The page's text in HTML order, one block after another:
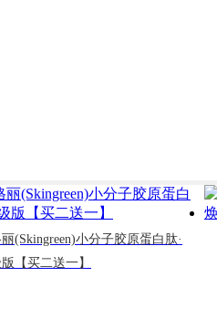
(Skingreen)小分子胶原蛋白肽·
【买二送一】